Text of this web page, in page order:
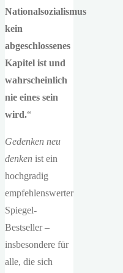
Nationalsozialismus
kein
abgeschlossenes
Kapitel ist und
wahrscheinlich
nie eines sein
wird.“
Gedenken neu
denken ist ein
hochgradig
empfehlenswerter
Spiegel-
Bestseller –
insbesondere für
alle, die sich